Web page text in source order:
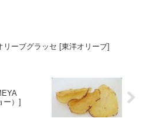
リーブグラッセ [東洋オリーブ]
ー）]